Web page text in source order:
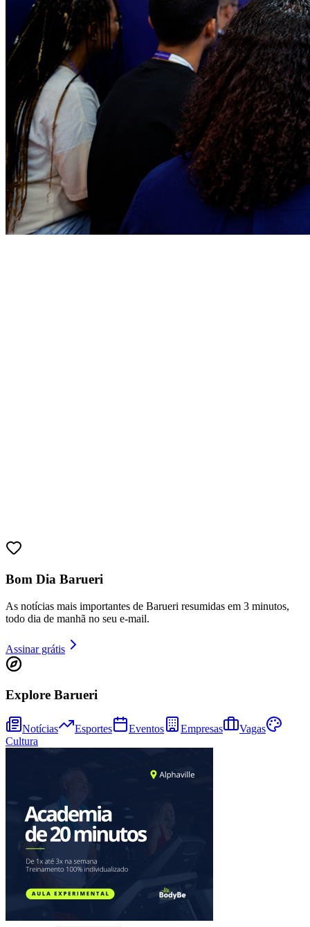
Sport
Juventude
Bom Dia Barueri
As notícias mais importantes de Barueri resumidas em 3 minutos,
todo dia de manhã no seu e-mail.
Assinar grátis
Explore Barueri
Notícias Esportes Eventos Empresas
Vagas
Cultura